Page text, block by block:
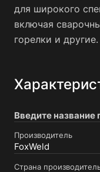
для широкого
включая
горелки и другие.
Введите название
Производитель
FoxWeld
Страна